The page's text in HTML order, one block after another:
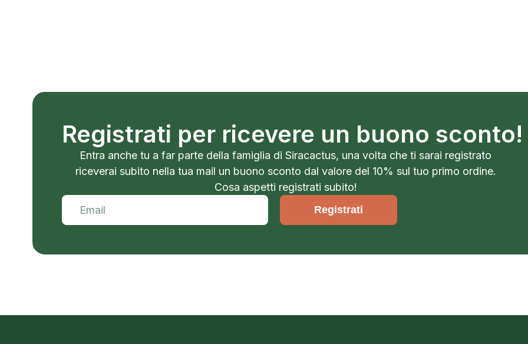
Registrati per ricevere un buono sconto!
Entra anche tu a far parte della famiglia di Siracactus, una volta che ti sarai registrato
riceverai subito nella tua mail un buono sconto dal valore del 10% sul tuo primo ordine.
Cosa aspetti registrati subito!
Registrati